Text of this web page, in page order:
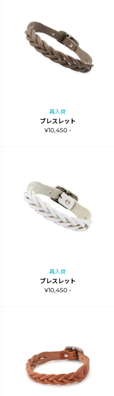
再入荷
ブレスレット
¥10,450 -
再入荷
ブレスレット
¥10,450 -